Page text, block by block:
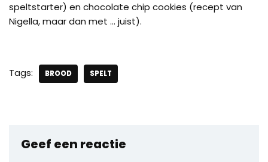
speltstarter) en chocolate chip cookies (recept van
Nigella, maar dan met … juist).
Tags: BROOD SPELT
Geef een reactie